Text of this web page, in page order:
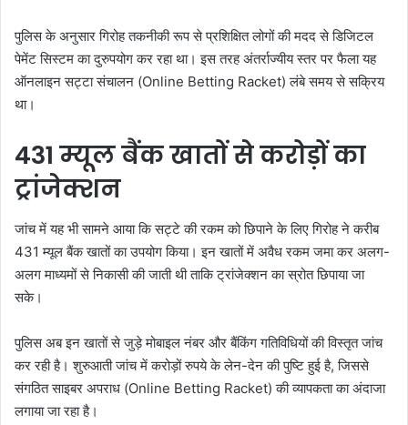
पुलिस के अनुसार गिरोह तकनीकी रूप से प्रशिक्षित लोगों की मदद से डिजिटल
पेमेंट सिस्टम का दुरुपयोग कर रहा था। इस तरह अंतर्राज्यीय स्तर पर फैला यह
ऑनलाइन सट्टा संचालन (Online Betting Racket) लंबे समय से सक्रिय
था।
431 म्यूल बैंक खातों से करोड़ों का
ट्रांजेक्शन
जांच में यह भी सामने आया कि सट्टे की रकम को छिपाने के लिए गिरोह ने करीब
431 म्यूल बैंक खातों का उपयोग किया। इन खातों में अवैध रकम जमा कर अलग-
अलग माध्यमों से निकासी की जाती थी ताकि ट्रांजेक्शन का स्रोत छिपाया जा
सके।
पुलिस अब इन खातों से जुड़े मोबाइल नंबर और बैंकिंग गतिविधियों की विस्तृत जांच
कर रही है। शुरुआती जांच में करोड़ों रुपये के लेन-देन की पुष्टि हुई है, जिससे
संगठित साइबर अपराध (Online Betting Racket) की व्यापकता का अंदाजा
लगाया जा रहा है।